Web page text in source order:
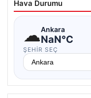
Hava Durumu
☁Ankara
NaN°C
ŞEHIR SEÇ